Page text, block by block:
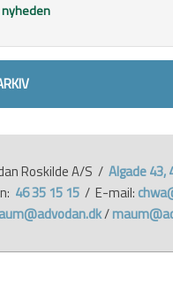
Roskilde A/S / Algade 43,
46 35 15 15 / E-mail:
/